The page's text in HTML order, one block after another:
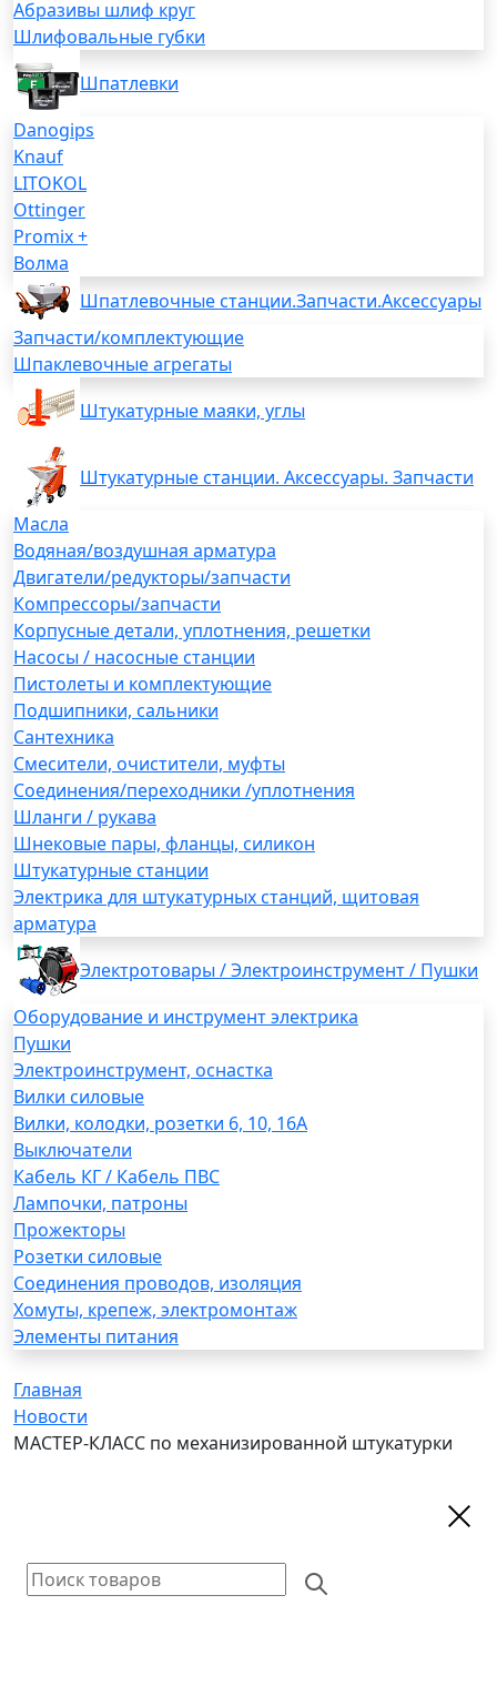
Абразивы шлиф круг
Шлифовальные губки
Шпатлевки
Danogips
Knauf
LITOKOL
Ottinger
Promix +
Волма
Шпатлевочные станции.Запчасти.Аксессуары
Запчасти/комплектующие
Шпаклевочные агрегаты
Штукатурные маяки, углы
Штукатурные станции. Аксессуары. Запчасти
Масла
Водяная/воздушная арматура
Двигатели/редукторы/запчасти
Компрессоры/запчасти
Корпусные детали, уплотнения, решетки
Насосы / насосные станции
Пистолеты и комплектующие
Подшипники, сальники
Сантехника
Смесители, очистители, муфты
Соединения/переходники /уплотнения
Шланги / рукава
Шнековые пары, фланцы, силикон
Штукатурные станции
Электрика для штукатурных станций, щитовая
арматура
Электротовары / Электроинструмент / Пушки
Оборудование и инструмент электрика
Пушки
Электроинструмент, оснастка
Вилки силовые
Вилки, колодки, розетки 6, 10, 16А
Выключатели
Кабель КГ / Кабель ПВС
Лампочки, патроны
Прожекторы
Розетки силовые
Соединения проводов, изоляция
Хомуты, крепеж, электромонтаж
Элементы питания
Главная
Новости
МАСТЕР-КЛАСС по механизированной штукатурки